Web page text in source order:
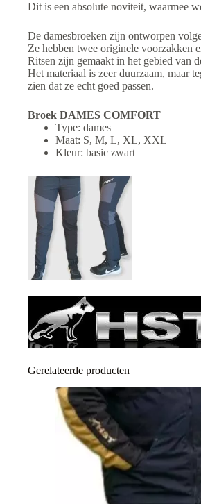
Dit is een absolute noviteit, waarmee
De damesbroeken zijn ontworpen
Ze hebben twee originele voorzakken
Ritsen zijn gemaakt in het gebied van
Het materiaal is zeer duurzaam, maar
zien dat ze echt goed passen.
Broek DAMES COMFORT
Type: dames
Maat: S, M, L, XL, XXL
Kleur: basic zwart
Gerelateerde producten